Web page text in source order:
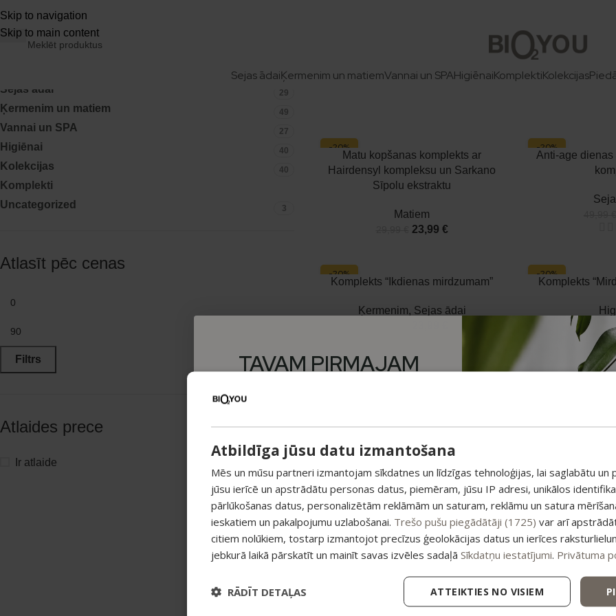
Skip to navigation
Skip to main content
Pirkumam no 50 € — dāvana 25 € vērtībā! | 📦 Izsūtām nākamajā darba dienā, piegāde 2–4 dienās.
Sejas ādaiĶermenim un matiemVannai un SPAHigiēnaiKomplektiKolekcijas
Komplekti
Kategorijas
Sejas ādai 29
Ķermenim un matiem 49
Vannai un SPA 27
Higiēnai 40
Kolekcijas 40
Komplekti
Uncategorized 3
Atlasīt pēc cenas
Filtrs
Atlaides prece
Ir atlaide
Bio2You komplekti — ērti un izdevīgi komplektējumi
un SPA, higiēnai un dāvanas. Izvēlies gatavu rutīnu vai
-20%
Matu kopšanas komplekts ar
Hairdensyl kompleksu un Sarkano
Sīpolu ekstraktu
Matiem
23,99 €
-20%
Anti-age
-20%
Komplekts “Ikdienas mirdzumam”
Ķermenim, Sejas ādai
-20%
Komplekts
14,99 €
Dāvanu komplekti
-20%
Smiltsērkšķu komplekts sejai
€ 39,99€
-20%
Dāvanu
19,99€
Atbildīga jūsu datu izmantošana
Mēs un mūsu partneri izmantojam sīkdatnes un līdzīgas tehnoloģijas, lai saglabātu un
jūsu ierīcē un apstrādātu personas datus, piemēram, jūsu IP adresi, unikālos
pārlūkošanas datus, personalizētām reklāmām un saturam, reklāmu un satura
ieskatiem un pakalpojumu uzlabošanai. Trešo pušu piegādātāji (1725) var arī
citiem nolūkiem, tostarp izmantojot precīzus ģeolokācijas datus un ierīces
jebkurā laikā pārskatīt un mainīt savas izvēles sadaļā Sīkdatņu iestatījumi. Privātuma
ATTEIKTIES NO VISIEM
RĀDĪT DETAĻAS
TAVAM PIRMAJAM
PIRKUMAM PAPILDUS
-15% ATLAIDE!
Pieraksties jaunumiem un saņem īpašu
atlaidi savam pirmajam pasūtījumam.
Atlaide summējas ar esošajiem piedāvājumiem
pirkumiem virs 25 €